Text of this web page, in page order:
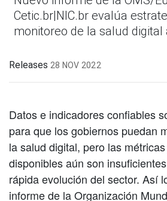
Cetic.br|NIC.br evalúa
monitoreo de la salud digital
Releases 28 NOV 2022
Datos e indicadores confiables
para que los gobiernos puedan
la salud digital, pero las
disponibles aún son
rápida evolución del sector. Así
informe de la Organización